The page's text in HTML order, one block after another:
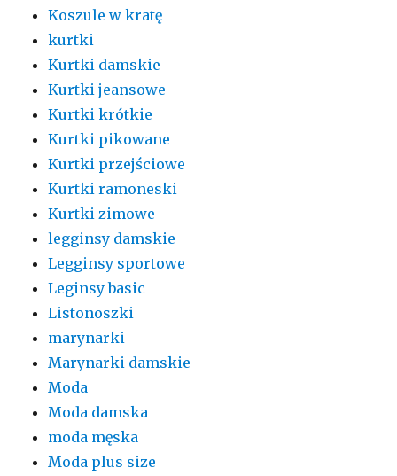
Koszule w kratę
kurtki
Kurtki damskie
Kurtki jeansowe
Kurtki krótkie
Kurtki pikowane
Kurtki przejściowe
Kurtki ramoneski
Kurtki zimowe
legginsy damskie
Legginsy sportowe
Leginsy basic
Listonoszki
marynarki
Marynarki damskie
Moda
Moda damska
moda męska
Moda plus size